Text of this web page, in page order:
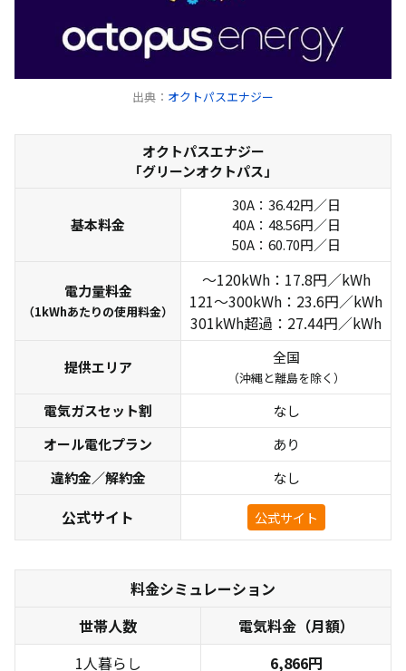
エリアプライ
ス価格
電気使用量
30A/210kWh
40A/300kWh
3人暮らし
40A/370kWh
50A/410kWh
家庭の省エネハンドブック2025 | 東京都環境局
出典： オクトパスエナジー
オクトパスエナジー
「グリーンオクトパス」
基本料金
30A：36.42円／日
40A：48.56円／日
50A：60.70円／日
電力量料金
（1kWhあたりの使用料金）
～120kWh：17.8円／kWh
121～300kWh：23.6円／kWh
301kWh超過：27.44円／kWh
提供エリア
全国
（沖縄と離島を除く）
電気ガスセット割
なし
オール電化プラン
あり
違約金／解約金
なし
公式サイト 公式サイト
料金シミュレーション
世帯人数
電気料金（月額）
1人暮らし
6,866円